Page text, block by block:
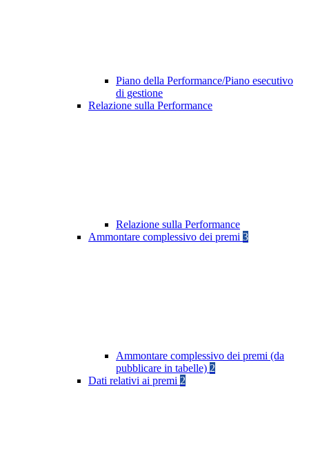
Piano della Performance/Piano esecutivo
di gestione
Relazione sulla Performance
Relazione sulla Performance
Ammontare complessivo dei premi 3
Ammontare complessivo dei premi (da
pubblicare in tabelle) 2
Dati relativi ai premi 2